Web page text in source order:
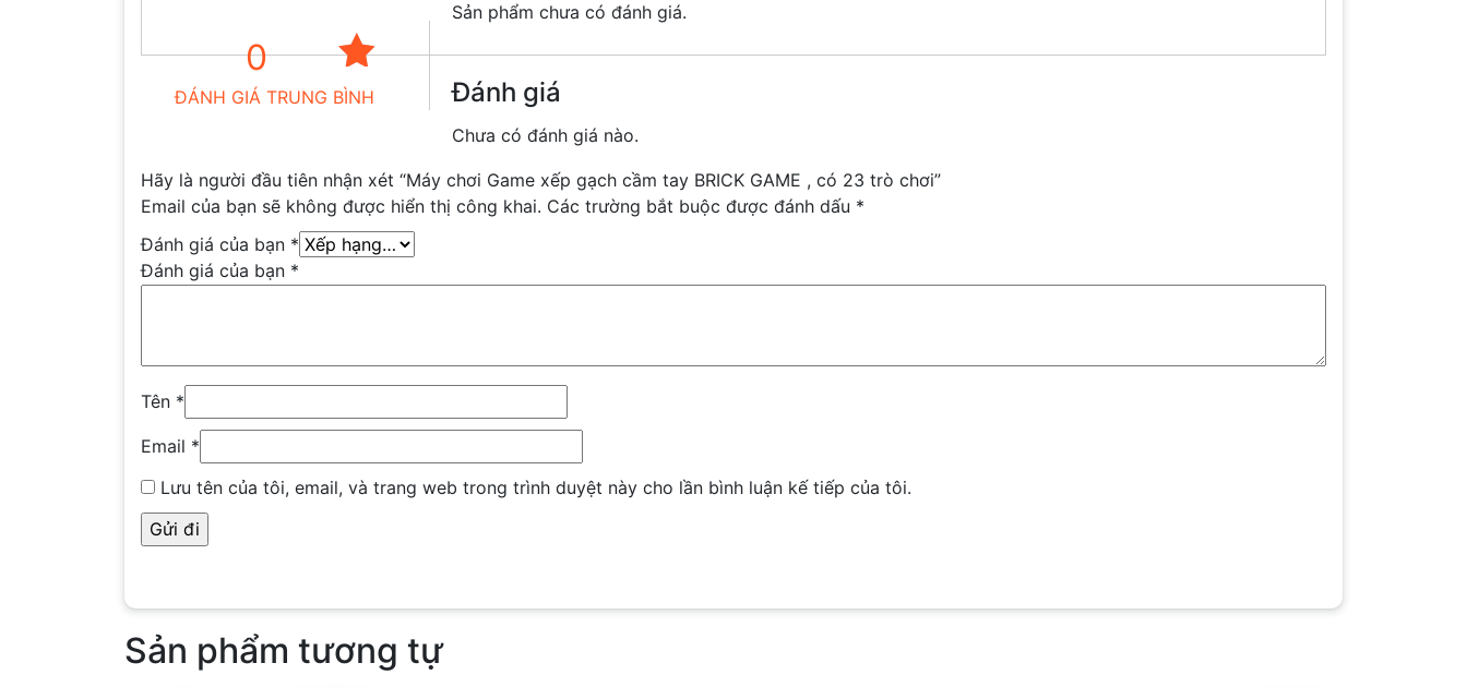
0
ĐÁNH GIÁ TRUNG BÌNH
Sản phẩm chưa có đánh giá.
Đánh giá
Chưa có đánh giá nào.
Hãy là người đầu tiên nhận xét “Máy chơi Game xếp gạch cầm tay BRICK GAME , có 23 trò chơi”
Email của bạn sẽ không được hiển thị công khai. Các trường bắt buộc được đánh dấu *
Đánh giá của bạn *
Đánh giá của bạn *
Tên *
Email *
Lưu tên của tôi, email, và trang web trong trình duyệt này cho lần bình luận kế tiếp của tôi.
Sản phẩm tương tự